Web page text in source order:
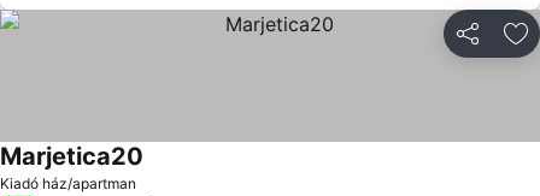
Kiadó ház/apartman
Marjetica20